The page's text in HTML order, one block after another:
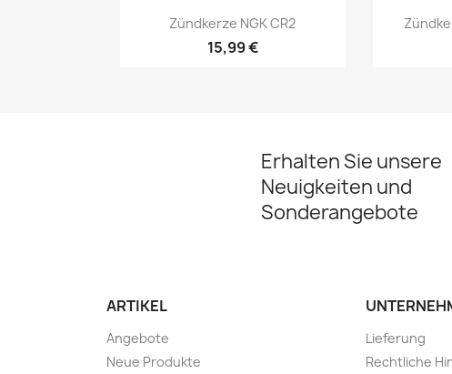
Vorschau
Zündkerze NGK CR2
15,99 €
Erhalten Sie unsere
Neuigkeiten und
Sonderangebote
ARTIKEL
Angebote
Neue Produkte
Lieferung
Rechtliche